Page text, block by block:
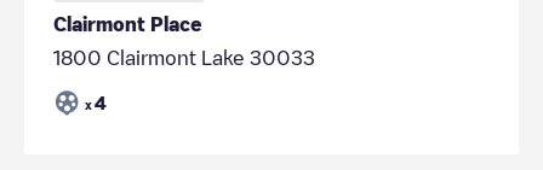
Clairmont Place
1800 Clairmont Lake 30033
x 4